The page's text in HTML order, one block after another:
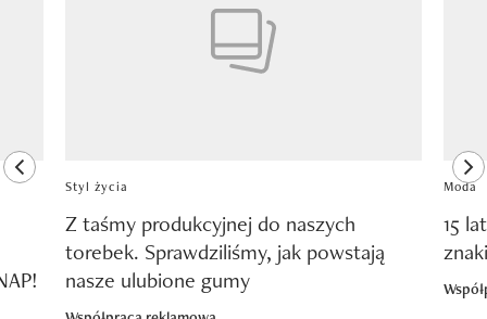
previous element
Styl życia
Z taśmy produkcyjnej do naszych
torebek. Sprawdziliśmy, jak powstają
nasze ulubione gumy
Moda
15